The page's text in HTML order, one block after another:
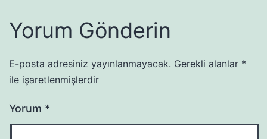
Yorum Gönderin
E-posta adresiniz yayınlanmayacak. Gerekli alanlar *
ile işaretlenmişlerdir
Yorum *